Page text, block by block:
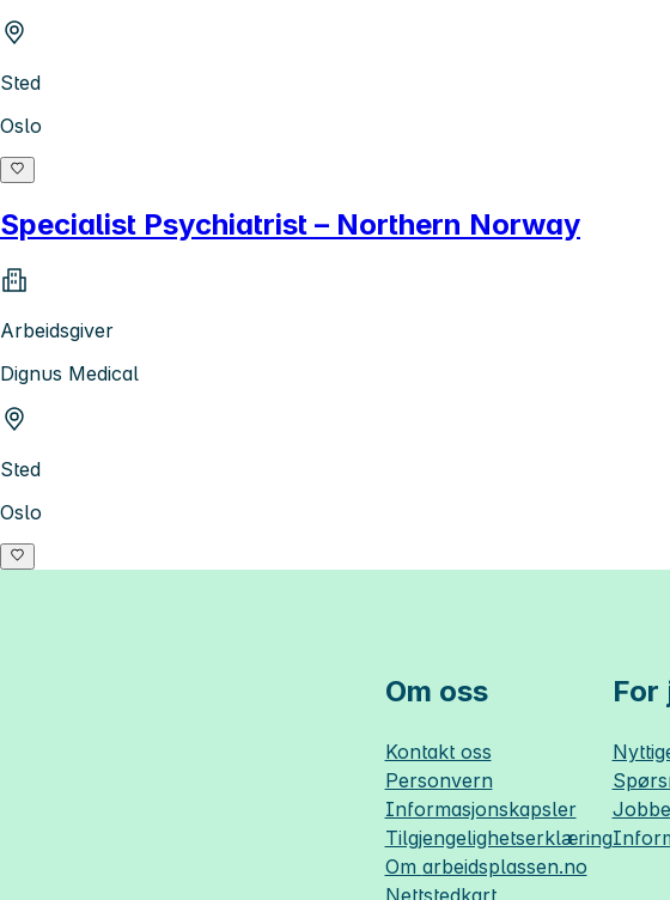
Sted
Oslo
Specialist Psychiatrist – Northern Norway
Arbeidsgiver
Dignus Medical
Sted
Oslo
Om oss
Kontakt oss
Personvern
Informasjonskapsler
Tilgjengelighetserklæring
Om arbeidsplassen.no
Nettstedkart
For